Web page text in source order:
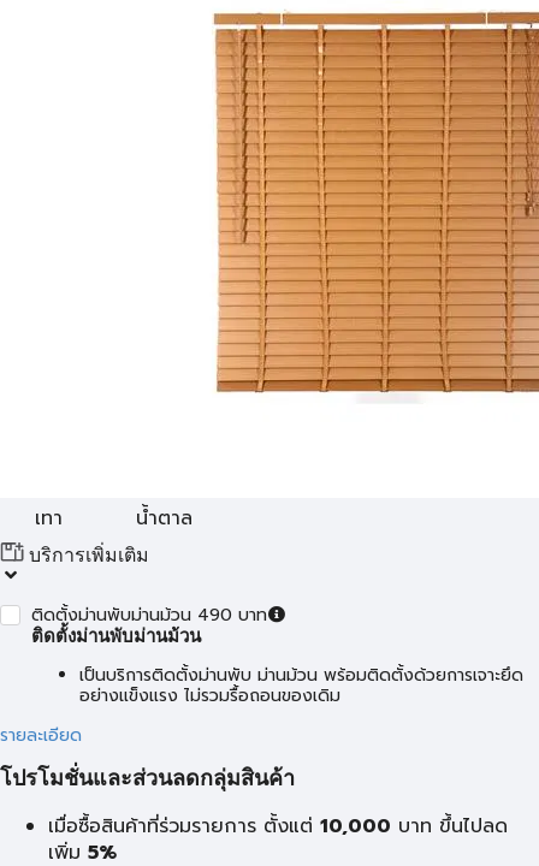
เทา น้ำตาล
บริการเพิ่มเติม
ติดตั้งม่านพับม่านม้วน 490 บาท
ติดตั้งม่านพับม่านม้วน
เป็นบริการติดตั้งม่านพับ ม่านม้วน พร้อมติดตั้งด้วยการเจาะยึด
อย่างแข็งแรง ไม่รวมรื้อถอนของเดิม
รายละเอียด
โปรโมชั่นและส่วนลดกลุ่มสินค้า
เมื่อซื้อสินค้าที่ร่วมรายการ ตั้งแต่ 10,000 บาท ขึ้นไปลด
เพิ่ม 5%